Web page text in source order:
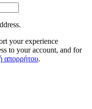
your experience
to your account, and for
απορρήτου.